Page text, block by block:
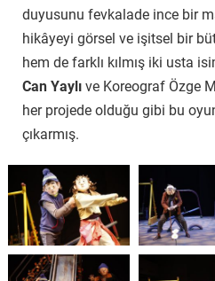
duyusunu fevkalade ince bir
hikâyeyi görsel ve işitsel bir
hem de farklı kılmış iki usta
Can Yaylı ve Koreograf Özge
her projede olduğu gibi bu
çıkarmış.